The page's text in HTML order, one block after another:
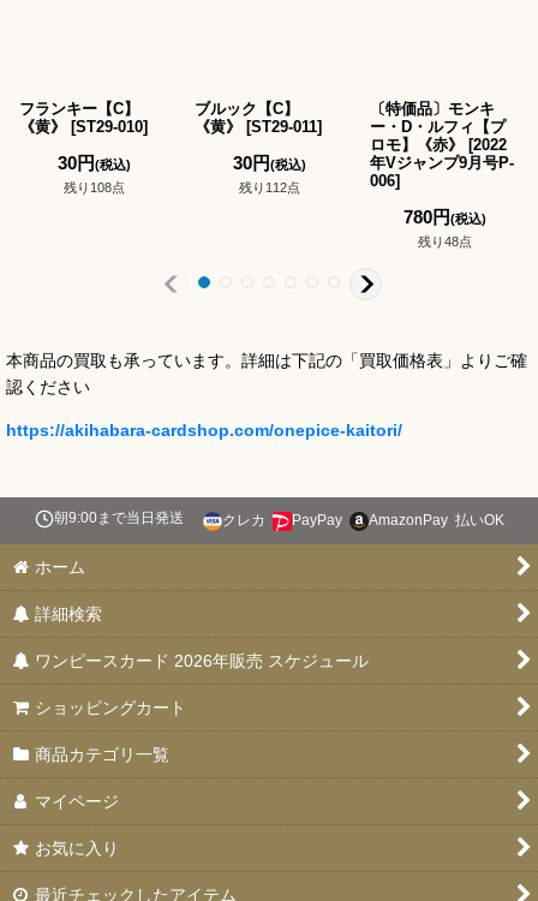
フランキー【C】
《黄》
[ST29-010]
30円(税込)
残り108点
ブルック【C】
《黄》
[ST29-011]
30円(税込)
残り112点
〔特価品〕モンキ
ー・D・ルフィ【プ
ロモ】《赤》
[2022
年Vジャンプ9月号P-
006]
780円(税込)
残り48点
本商品の買取も承っています。詳細は下記の「買取価格表」よりご確
認ください
https://akihabara-cardshop.com/onepice-kaitori/
朝9:00まで当日発送 クレカ PayPay AmazonPay 払いOK
ホーム
詳細検索
ワンピースカード 2026年販売 スケジュール
ショッピングカート
商品カテゴリ一覧
マイページ
お気に入り
最近チェックしたアイテム